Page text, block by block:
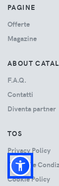
PAGINE
Offerte
Magazine
ABOUT
F.A.Q.
Contatti
Diventa partner
TOS
Privacy Policy
Termini e
Cookie Policy